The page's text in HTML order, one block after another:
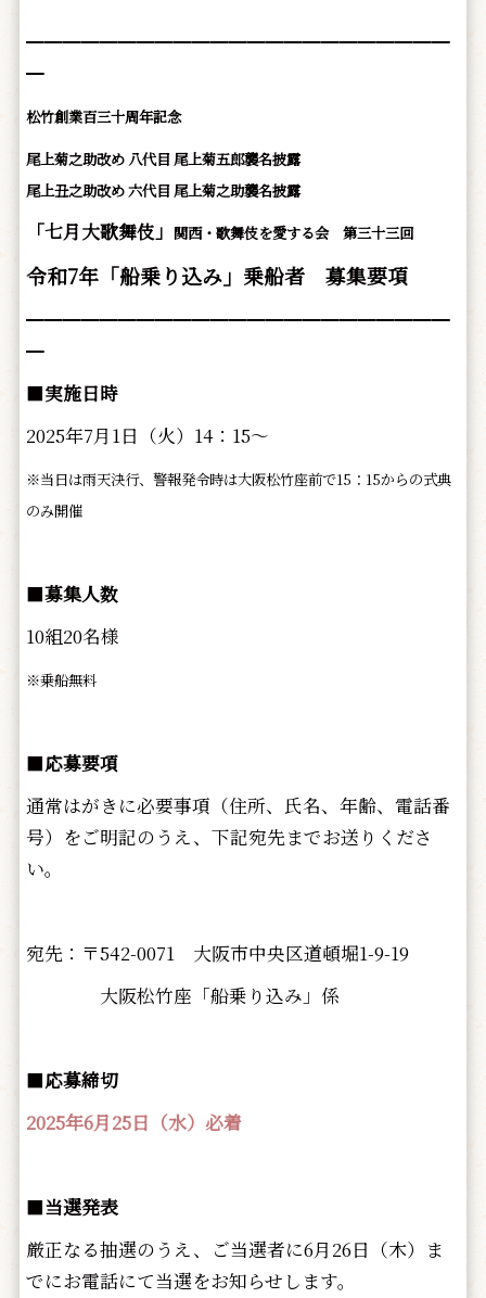
━━━━━━━━━━━━━━━━━━━━━━━
━
松竹創業百三十周年記念
尾上菊之助改め 八代目 尾上菊五郎襲名披露
尾上丑之助改め 六代目 尾上菊之助襲名披露
「七月大歌舞伎」 関西・歌舞伎を愛する会 第三十三回
令和7年「船乗り込み」乗船者 募集要項
━━━━━━━━━━━━━━━━━━━━━━━
━
■実施日時
2025年7月1日（火）14：15～
※当日は雨天決行、警報発令時は大阪松竹座前で15：15からの式典
のみ開催
■募集人数
10組20名様
※乗船無料
■応募要項
通常はがきに必要事項（住所、氏名、年齢、電話番
号）をご明記のうえ、下記宛先までお送りくださ
い。
宛先：〒542-0071 大阪市中央区道頓堀1-9-19
大阪松竹座「船乗り込み」係
■応募締切
2025年6月25日（水）必着
■当選発表
厳正なる抽選のうえ、ご当選者に6月26日（木）ま
でにお電話にて当選をお知らせします。